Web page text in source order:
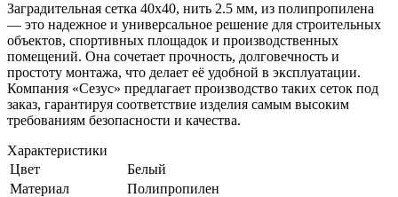
Заградительная сетка 40х40, нить 2.5 мм, из полипропилена
— это надежное и универсальное решение для строительных
объектов, спортивных площадок и производственных
помещений. Она сочетает прочность, долговечность и
простоту монтажа, что делает её удобной в эксплуатации.
Компания «Сезус» предлагает производство таких сеток под
заказ, гарантируя соответствие изделия самым высоким
требованиям безопасности и качества.
Характеристики
Цвет
Белый
Материал
Полипропилен